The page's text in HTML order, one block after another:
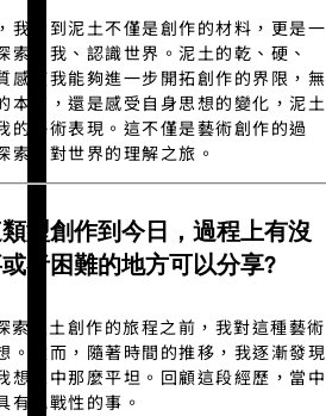
我看到泥土不僅是創作的材料，更是一
索自我、認識世界。泥土的乾、硬、
感使我能夠進一步開拓創作的界限，無
本質，還是感受自身思想的變化，泥土
的藝術表現。這不僅是藝術創作的過
索和對世界的理解之旅。
型創作到今日，過程上有沒
者困難的地方可以分享?
生土創作的旅程之前，我對這種藝術
。然而，隨著時間的推移，我逐漸發現
想像中那麼平坦。回顧這段經歷，當中
有挑戰性的事。